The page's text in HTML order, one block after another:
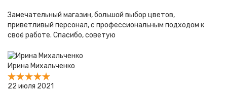
Замечательный магазин, большой выбор цветов,
приветливый персонал, с профессиональным подходом к
своё работе. Спасибо, советую
Ирина Михальченко
22 июля 2021